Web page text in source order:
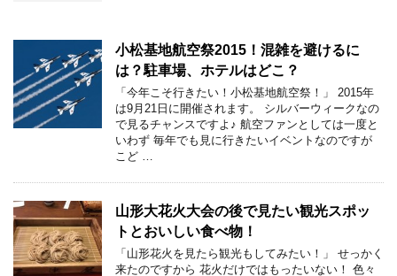
小松基地航空祭2015！混雑を避けるに
は？駐車場、ホテルはどこ？
「今年こそ行きたい！小松基地航空祭！」 2015年
は9月21日に開催されます。 シルバーウィークなの
で見るチャンスですよ♪ 航空ファンとしては一度と
いわず 毎年でも見に行きたいイベントなのですが
こど …
山形大花火大会の後で見たい観光スポッ
トとおいしい食べ物！
「山形花火を見たら観光もしてみたい！」 せっかく
来たのですから 花火だけではもったいない！ 色々